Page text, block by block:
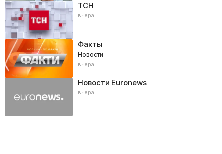
ТСН
вчера
Факты
Новости
вчера
Новости Euronews
вчера